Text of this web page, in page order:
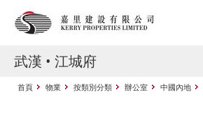
武漢 • 江城府
首頁 物業 按類別分類 辦公室 中國內地